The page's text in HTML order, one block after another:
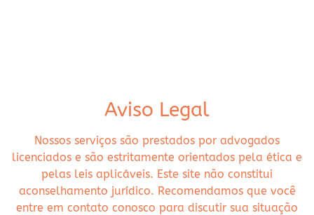
Aviso Legal
Nossos serviços são prestados por advogados
licenciados e são estritamente orientados pela ética e
pelas leis aplicáveis. Este site não constitui
aconselhamento jurídico. Recomendamos que você
entre em contato conosco para discutir sua situação